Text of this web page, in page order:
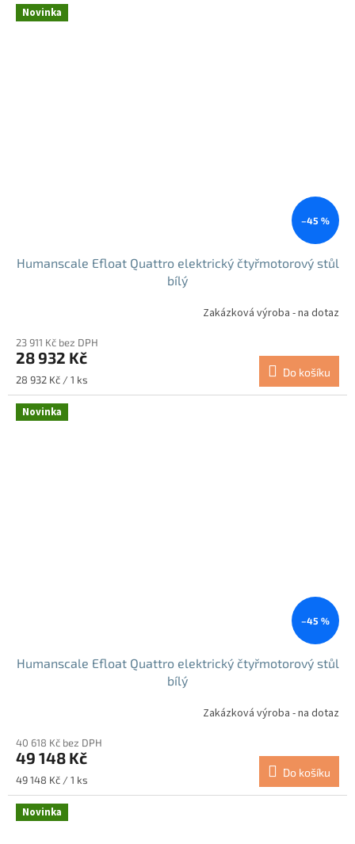
Novinka
–45 %
Humanscale Efloat Quattro elektrický čtyřmotorový stůl
bílý
Zakázková výroba - na dotaz
23 911 Kč bez DPH
28 932 Kč
Měrná
cena:
28 932 Kč / 1 ks
Do košíku
Novinka
–45 %
Humanscale Efloat Quattro elektrický čtyřmotorový stůl
bílý
Zakázková výroba - na dotaz
40 618 Kč bez DPH
49 148 Kč
Měrná
cena:
49 148 Kč / 1 ks
Do košíku
Novinka